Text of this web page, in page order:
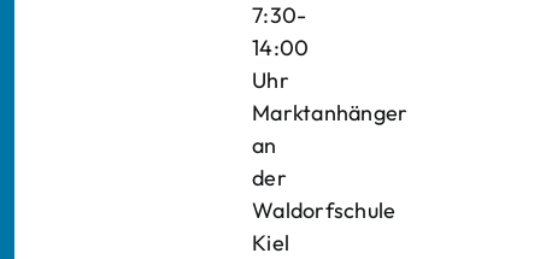
7:30-
14:00
Uhr
Marktanhänger
an
der
Waldorfschule
Kiel